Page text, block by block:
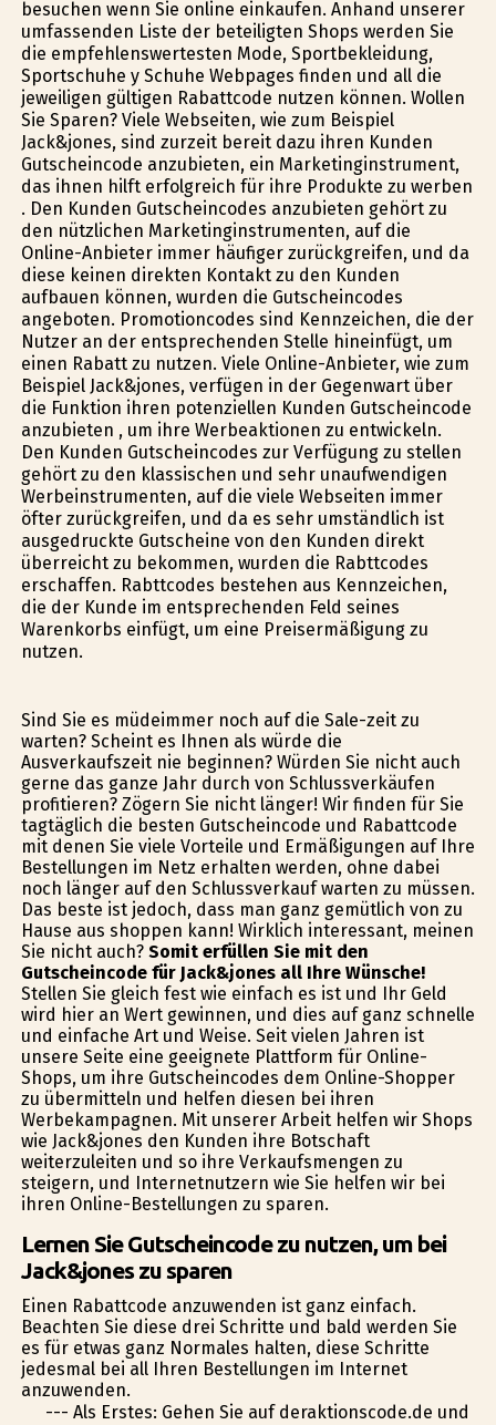
besuchen wenn Sie online einkaufen. Anhand unserer
umfassenden Liste der beteiligten Shops werden Sie
die empfehlenswertesten Mode, Sportbekleidung,
Sportschuhe y Schuhe Webpages finden und all die
jeweiligen gültigen Rabattcode nutzen können. Wollen
Sie Sparen? Viele Webseiten, wie zum Beispiel
Jack&jones, sind zurzeit bereit dazu ihren Kunden
Gutscheincode anzubieten, ein Marketinginstrument,
das ihnen hilft erfolgreich für ihre Produkte zu werben
. Den Kunden Gutscheincodes anzubieten gehört zu
den nützlichen Marketinginstrumenten, auf die
Online-Anbieter immer häufiger zurückgreifen, und da
diese keinen direkten Kontakt zu den Kunden
aufbauen können, wurden die Gutscheincodes
angeboten. Promotioncodes sind Kennzeichen, die der
Nutzer an der entsprechenden Stelle hineinfügt, um
einen Rabatt zu nutzen. Viele Online-Anbieter, wie zum
Beispiel Jack&jones, verfügen in der Gegenwart über
die Funktion ihren potenziellen Kunden Gutscheincode
anzubieten , um ihre Werbeaktionen zu entwickeln.
Den Kunden Gutscheincodes zur Verfügung zu stellen
gehört zu den klassischen und sehr unaufwendigen
Werbeinstrumenten, auf die viele Webseiten immer
öfter zurückgreifen, und da es sehr umständlich ist
ausgedruckte Gutscheine von den Kunden direkt
überreicht zu bekommen, wurden die Rabttcodes
erschaffen. Rabttcodes bestehen aus Kennzeichen,
die der Kunde im entsprechenden Feld seines
Warenkorbs einfügt, um eine Preisermäßigung zu
nutzen.
Sind Sie es müdeimmer noch auf die Sale-zeit zu
warten? Scheint es Ihnen als würde die
Ausverkaufszeit nie beginnen? Würden Sie nicht auch
gerne das ganze Jahr durch von Schlussverkäufen
profitieren? Zögern Sie nicht länger! Wir finden für Sie
tagtäglich die besten Gutscheincode und Rabattcode
mit denen Sie viele Vorteile und Ermäßigungen auf Ihre
Bestellungen im Netz erhalten werden, ohne dabei
noch länger auf den Schlussverkauf warten zu müssen.
Das beste ist jedoch, dass man ganz gemütlich von zu
Hause aus shoppen kann! Wirklich interessant, meinen
Sie nicht auch? Somit erfüllen Sie mit den
Gutscheincode für Jack&jones all Ihre Wünsche!
Stellen Sie gleich fest wie einfach es ist und Ihr Geld
wird hier an Wert gewinnen, und dies auf ganz schnelle
und einfache Art und Weise. Seit vielen Jahren ist
unsere Seite eine geeignete Plattform für Online-
Shops, um ihre Gutscheincodes dem Online-Shopper
zu übermitteln und helfen diesen bei ihren
Werbekampagnen. Mit unserer Arbeit helfen wir Shops
wie Jack&jones den Kunden ihre Botschaft
weiterzuleiten und so ihre Verkaufsmengen zu
steigern, und Internetnutzern wie Sie helfen wir bei
ihren Online-Bestellungen zu sparen.
Lernen Sie Gutscheincode zu nutzen, um bei
Jack&jones zu sparen
Einen Rabattcode anzuwenden ist ganz einfach.
Beachten Sie diese drei Schritte und bald werden Sie
es für etwas ganz Normales halten, diese Schritte
jedesmal bei all Ihren Bestellungen im Internet
anzuwenden.
--- Als Erstes: Gehen Sie auf deraktionscode.de und